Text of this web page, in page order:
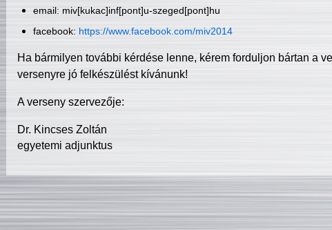
email: miv[kukac]inf[pont]u-szeged[pont]hu
facebook: https://www.facebook.com/miv2014
Ha bármilyen további kérdése lenne, kérem forduljon bártan a
versenyre jó felkészülést kívánunk!
A verseny szervezője:
Dr. Kincses Zoltán
egyetemi adjunktus